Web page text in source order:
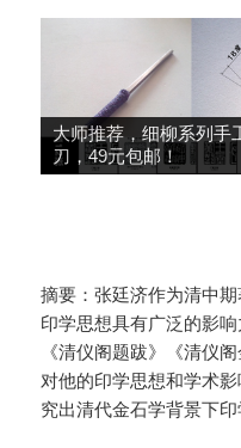
大师推荐，细柳系列手
刀，49元包邮！
摘要：张廷济作为清中
印学思想具有广泛的影
《清仪阁题跋》《清仪
对他的印学思想和学术
究出清代金石学背景下印